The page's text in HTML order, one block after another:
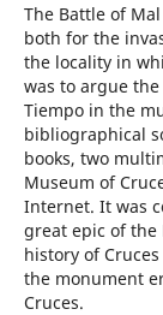
The Battle of
both for the
the locality in
was to argue
Tiempo in the
bibliographical
books, two
Museum of
Internet. It was
great epic of
history of
the monument
Cruces.